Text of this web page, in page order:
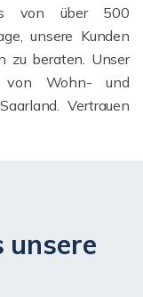
von über 500
unsere Kunden
zu beraten. Unser
von Wohn- und
Vertrauen
unsere